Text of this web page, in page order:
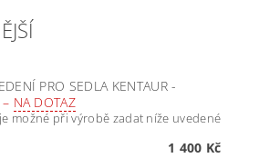
PRO SEDLA KENTAUR -
– NA DOTAZ
možné při výrobě zadat níže uvedené
1 400 Kč